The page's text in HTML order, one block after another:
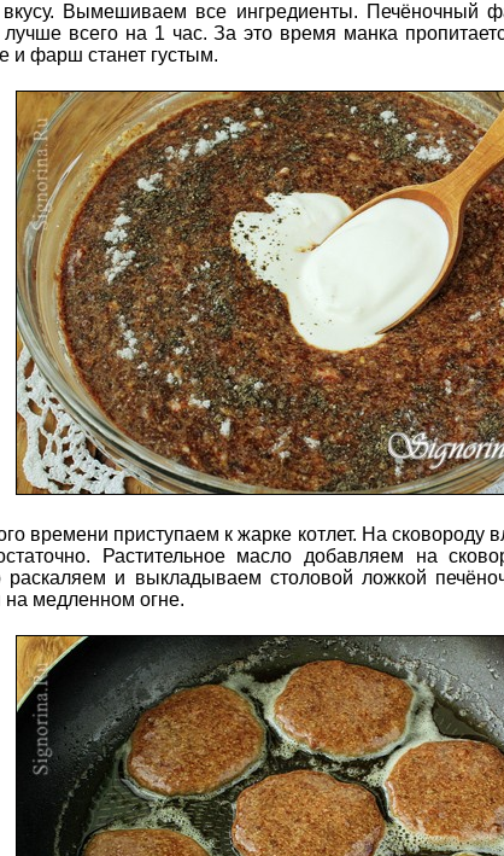
Вымешиваем все ингредиенты. Печёночный
всего на 1 час. За это время манка
и фарш станет густым.
времени приступаем к жарке котлет. На сковороду
Растительное масло добавляем на
раскаляем и выкладываем столовой ложкой
медленном огне.